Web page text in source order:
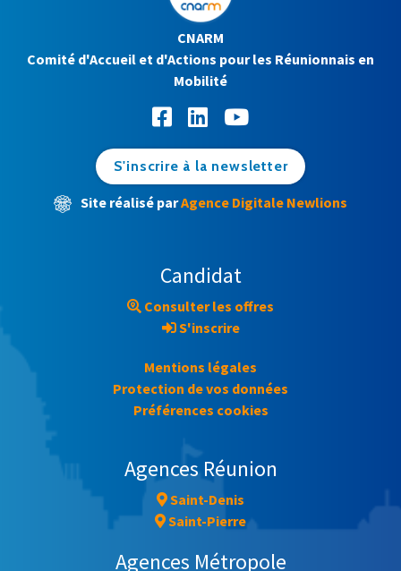
Agences Réunion
Saint-Denis
Saint-Pierre
Agences Métropole
CNARM
Comité d'Accueil et d'Actions pour les Réunionnais en
Mobilité
S'inscrire à la newsletter
Site réalisé parAgence Digitale Newlions
Candidat
Consulter les offres
S'inscrire
Mentions légales
Protection de vos données
Préférences cookies